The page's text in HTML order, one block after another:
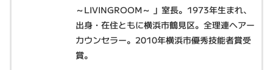
～LIVINGROOM～ 」室長。1973年生まれ、
出身・在住ともに横浜市鶴見区。全理連ヘアー
カウンセラー。2010年横浜市優秀技能者賞受
賞。